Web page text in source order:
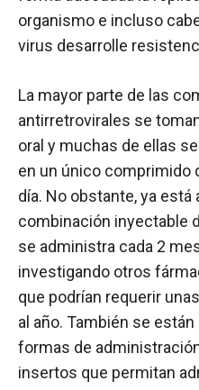
organismo e incluso
virus desarrolle
La mayor parte de las
antirretrovirales se
oral y muchas de ellas
en un único comprimido
día. No obstante, ya está
combinación inyectable
se administra cada 2
investigando otros
que podrían requerir
al año. También se
formas de
insertos que permitan